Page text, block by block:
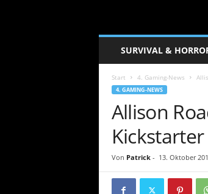
r
SURVIVAL &
Start 4. Gaming-News
4. GAMING-NEWS
Allison
Von Patrick- 13. Oktober